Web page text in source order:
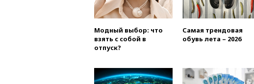
Модный выбор: что
взять с собой в
отпуск?
Самая трендовая
обувь лета – 2026